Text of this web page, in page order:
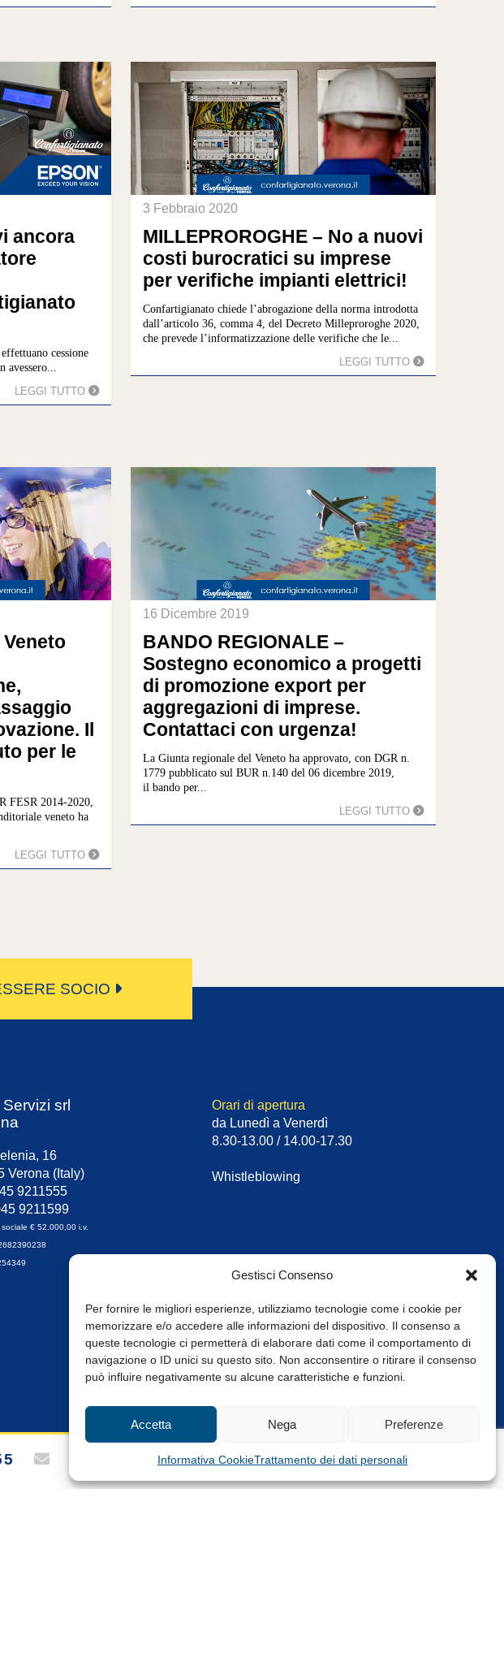
Gestisci Consenso
Per fornire le migliori esperienze, utilizziamo tecnologie come i cookie per
memorizzare e/o accedere alle informazioni del dispositivo. Il consenso a
queste tecnologie ci permetterà di elaborare dati come il comportamento di
navigazione o ID unici su questo sito. Non acconsentire o ritirare il consenso
può influire negativamente su alcune caratteristiche e funzioni.
Accetta Nega Preferenze
Informativa CookieTrattamento dei dati personali
ancora
cessione
LEGGI TUTTO
3 Febbraio 2020
MILLEPROROGHE – No a nuovi
costi burocratici su imprese
per verifiche impianti elettrici!
Confartigianato chiede l’abrogazione della norma introdotta
dall’articolo 36, comma 4, del Decreto Milleproroghe 2020,
che prevede l’informatizzazione delle verifiche che le...
LEGGI TUTTO
Il
per le
FESR 2014-2020,
veneto ha
LEGGI TUTTO
16 Dicembre 2019
BANDO REGIONALE –
Sostegno economico a progetti
di promozione export per
aggregazioni di imprese.
Contattaci con urgenza!
La Giunta regionale del Veneto ha approvato, con DGR n.
1779 pubblicato sul BUR n.140 del 06 dicembre 2019,
il bando per...
LEGGI TUTTO
SOCIO
Servizi srl
16
Verona (Italy)
9211555
9211599
€ 52.000,00 i.v.
Orari di apertura
da Lunedì a Venerdì
8.30-13.00 / 14.00-17.30
Whistleblowing